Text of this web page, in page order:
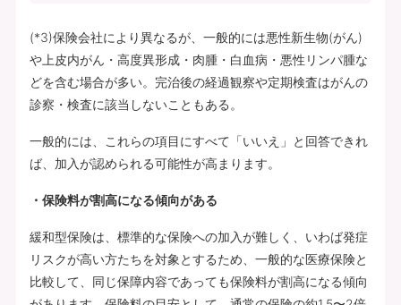
(*3)保険会社により異なるが、一般的には悪性新生物(がん)
や上皮内がん・高度異形成・肉腫・白血病・悪性リンパ腫な
どを含む場合が多い。完治後の経過観察や定期検査はがんの
診察・検査に該当しないこともある。
一般的には、これらの項目にすべて「いいえ」と回答できれ
ば、加入が認められる可能性が高まります。
・保険料が割高になる傾向がある
緩和型保険は、標準的な保険への加入が難しく、いわば発症
リスクが高い方たちを対象とするため、一般的な医療保険と
比較して、同じ保障内容であっても保険料が割高になる傾向